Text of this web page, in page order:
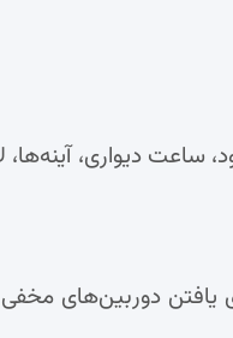
ساعت دیواری،
دوربین‌های مخفی